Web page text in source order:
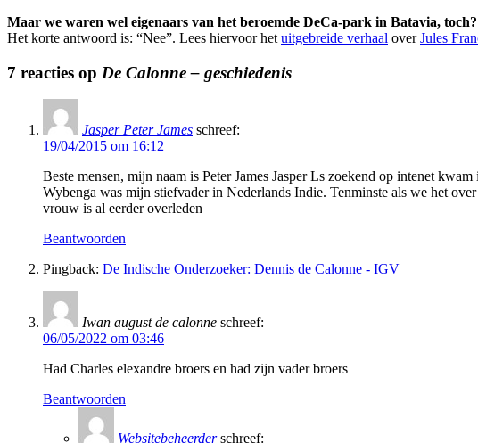
Maar we waren wel eigenaars van het beroemde DeCa-park in Batavia, toch?
Het korte antwoord is: “Nee”. Lees hiervoor het uitgebreide verhaal overJules
7 reacties op De Calonne – geschiedenis
Jasper Peter James schreef:
19/04/2015 om 16:12
Beste mensen, mijn naam is Peter James Jasper Ls zoekend op intenet
Wybenga was mijn stiefvader in Nederlands Indie. Tenminste als we het
vrouw is al eerder overleden
Beantwoorden
Pingback: De Indische Onderzoeker: Dennis de Calonne - IGV
Iwan august de calonne schreef:
06/05/2022 om 03:46
Had Charles elexandre broers en had zijn vader broers
Beantwoorden
Websitebeheerder schreef: